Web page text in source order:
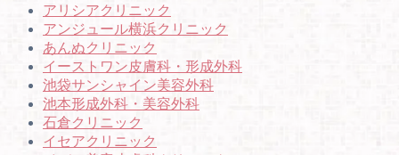
アリシアクリニック
アンジュール横浜クリニック
あんぬクリニック
イーストワン皮膚科・形成外科
池袋サンシャイン美容外科
池本形成外科・美容外科
石倉クリニック
イセアクリニック